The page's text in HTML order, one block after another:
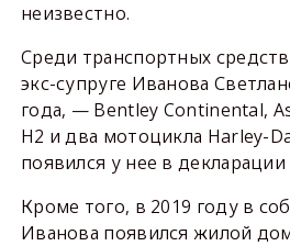
неизвестно.
Среди транспортных
экс-супруге Иванова
года, — Bentley Continental,
H2 и два мотоцикла Harley-
появился у нее в декларации
Кроме того, в 2019 году в
Иванова появился жилой